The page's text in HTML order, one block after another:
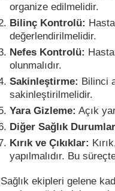
organize edilmelidir.
Bilinç Kontrolü:
değerlendirilmelidir.
Nefes Kontrolü:
olunmalıdır.
Sakinleştirme: Bilinci
sakinleştirilmelidir.
Yara Gizleme: Açık
Diğer Sağlık
Kırık ve Çıkıklar:
yapılmalıdır. Bu
Sağlık ekipleri gelene